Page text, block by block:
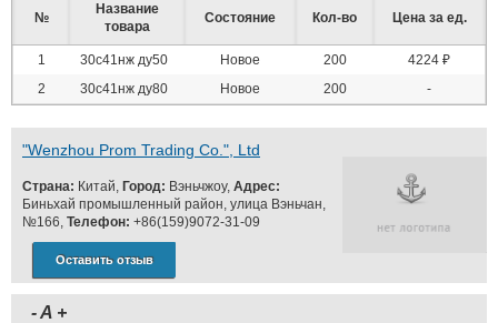
№
Название
товара
Состояние Кол-во Цена за ед.
1 30с41нж ду50 Новое 200
4224 ₽
2
30с41нж ду80 Новое 200 -
"Wenzhou Prom Trading Co.", Ltd
Страна: Китай, Город: Вэньчжоу, Адрес:
Биньхай промышленный район, улица Вэньчан,
№166, Телефон: +86(159)9072-31-09
Оставить отзыв
-A +